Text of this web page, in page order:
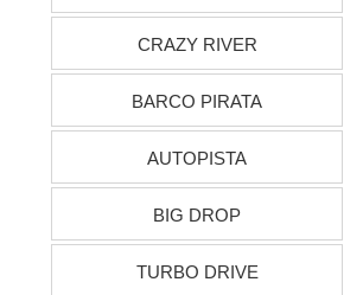
CRAZY RIVER
BARCO PIRATA
AUTOPISTA
BIG DROP
TURBO DRIVE